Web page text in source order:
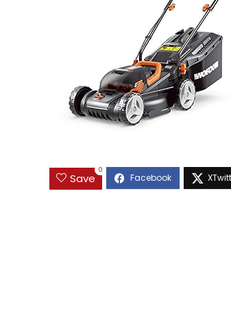
Save
0